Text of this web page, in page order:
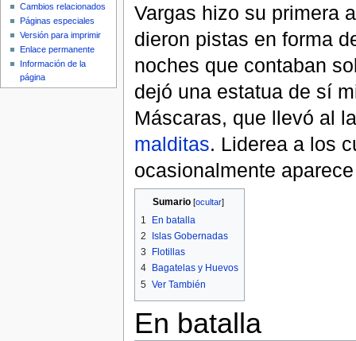
Vargas hizo su primera
dieron pistas en forma
noches que contaban
dejó una estatua de sí
Máscaras, que llevó al
malditas. Liderea a los
ocasionalmente
Sumario[ocultar]
1
En batalla
2
Islas Gobernadas
3
Flotillas
4
Bagatelas y Huevos
5 Ver También
En batalla
Cambios relacionados
Páginas especiales
Versión para imprimir
Enlace permanente
Información de la
página